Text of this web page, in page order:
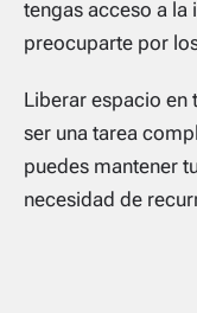
tengas acceso a
preocuparte por
Liberar espacio en
ser una tarea
puedes mantener
necesidad de